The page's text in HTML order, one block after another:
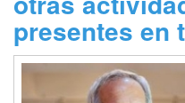
presentes en